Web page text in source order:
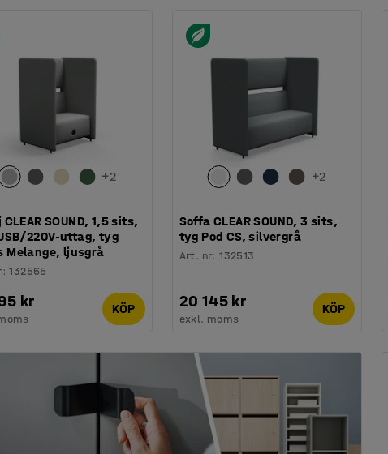
+2
SOUND, 1,5 sits,
220V-uttag, tyg
Melange, ljusgrå
:132565
kr KÖP
+2
Soffa CLEAR SOUND, 3 sits,
tyg Pod CS, silvergrå
Art. nr:132513
20 145 kr
exkl. moms
KÖP